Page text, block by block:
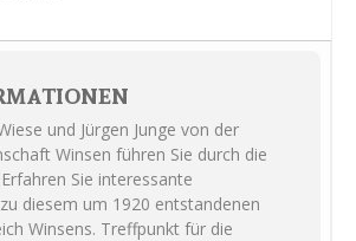
und Jürgen Junge von der
Winsen führen Sie durch die
Sie interessante
diesem um 1920 entstandenen
Winsens. Treffpunkt für die